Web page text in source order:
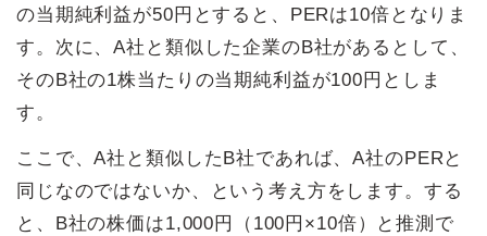
の当期純利益が50円とすると、PERは10倍となりま
す。次に、A社と類似した企業のB社があるとして、
そのB社の1株当たりの当期純利益が100円としま
す。
ここで、A社と類似したB社であれば、A社のPERと
同じなのではないか、という考え方をします。する
と、B社の株価は1,000円（100円×10倍）と推測で